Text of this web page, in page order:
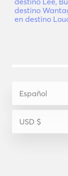
destino
en destino